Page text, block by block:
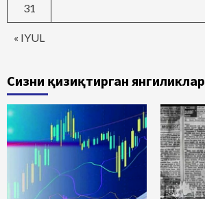
« IYUL
31
Сизни қизиқтирган янгиликлар